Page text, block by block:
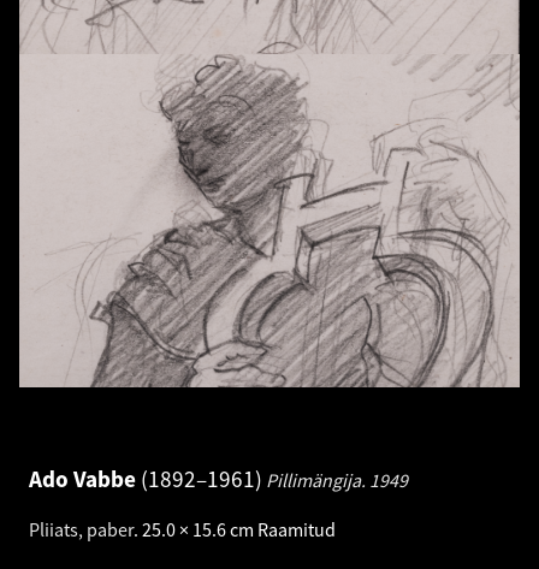
Ado Vabbe 1892–1961 Pillimängija. 1949
Pliiats, paber. 25.0 × 15.6 cm Raamitud